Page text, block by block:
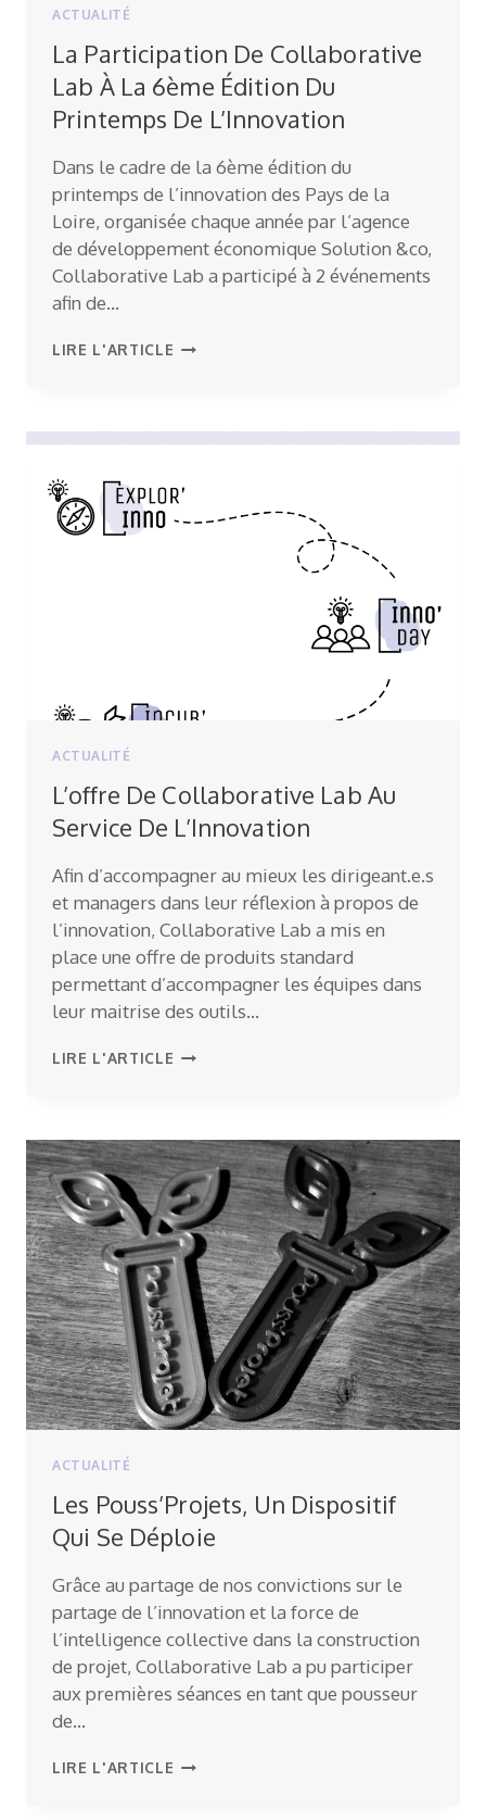
ACTUALITÉ
La Participation De Collaborative
Lab À La 6ème Édition Du
Printemps De L’Innovation
Dans le cadre de la 6ème édition du
printemps de l’innovation des Pays de la
Loire, organisée chaque année par l’agence
de développement économique Solution &co,
Collaborative Lab a participé à 2 événements
afin de…
LIRE L'ARTICLE LA
LAB
6ÈME
ÉDITION
ACTUALITÉ
L’offre De Collaborative Lab Au
Service De L’Innovation
Afin d’accompagner au mieux les dirigeant.e.s
et managers dans leur réflexion à propos de
l’innovation, Collaborative Lab a mis en
place une offre de produits standard
permettant d’accompagner les équipes dans
leur maitrise des outils…
LIRE L'ARTICLE L’OFFRE
AU
SERVICE
DE
L’INNOVATION
ACTUALITÉ
Les Pouss’Projets, Un Dispositif
Qui Se Déploie
Grâce au partage de nos convictions sur le
partage de l’innovation et la force de
l’intelligence collective dans la construction
de projet, Collaborative Lab a pu participer
aux premières séances en tant que pousseur
de…
LIRE L'ARTICLE LES